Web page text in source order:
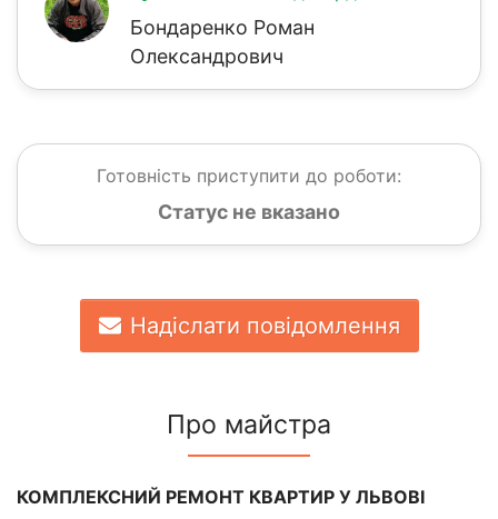
Бондаренко Роман
Олександрович
Готовність приступити до роботи:
Статус не вказано
Надіслати повідомлення
Про майстра
КОМПЛЕКСНИЙ РЕМОНТ КВАРТИР У ЛЬВОВІ